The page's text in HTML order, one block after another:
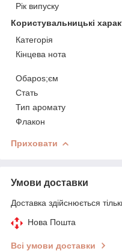
Рік випуску
Користувальницькі
Категорія
Кінцева нота
Обapos;єм
Стать
Тип аромату
Флакон
Приховати
Умови доставки
Доставка здійснюється
Нова Пошта
Всі умови доставки